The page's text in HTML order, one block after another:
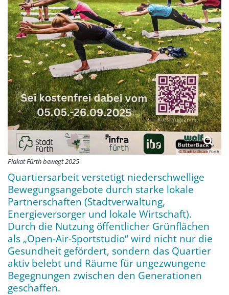
© Stadtteilbüro Fürth
Plakat Fürth bewegt 2025
Quartiersarbeit verstetigt niederschwellige
Bewegungsangebote durch starke lokale
Partnerschaften (Stadtverwaltung,
Energieversorger und lokale Wirtschaft).
Durch die Nutzung öffentlicher Grünflächen
als „Open-Air-Sportstudio“ wird nicht nur die
Gesundheit gefördert, sondern das Quartier
aktiv belebt und Räume für ungezwungene
Begegnungen zwischen den Generationen
geschaffen.